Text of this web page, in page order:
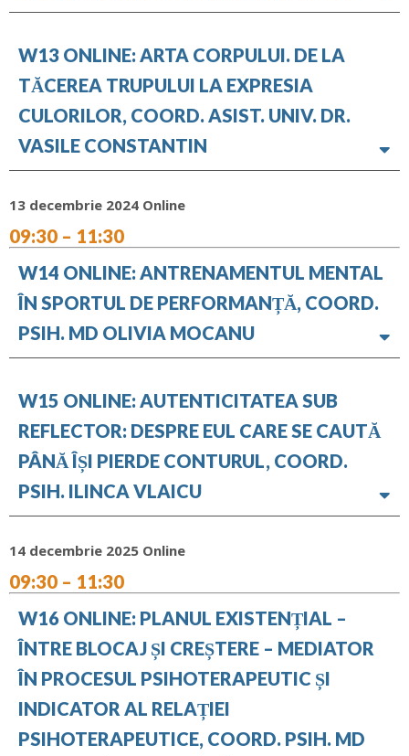
W13 ONLINE: ARTA CORPULUI. DE LA
TĂCEREA TRUPULUI LA EXPRESIA
CULORILOR, COORD. ASIST. UNIV. DR.
VASILE CONSTANTIN
13 decembrie 2024 Online
09:30 – 11:30
W14 ONLINE: ANTRENAMENTUL MENTAL
ÎN SPORTUL DE PERFORMANȚĂ, COORD.
PSIH. MD OLIVIA MOCANU
W15 ONLINE: AUTENTICITATEA SUB
REFLECTOR: DESPRE EUL CARE SE CAUTĂ
PÂNĂ ÎȘI PIERDE CONTURUL, COORD.
PSIH. ILINCA VLAICU
14 decembrie 2025 Online
09:30 – 11:30
W16 ONLINE: PLANUL EXISTENȚIAL –
ÎNTRE BLOCAJ ȘI CREȘTERE – MEDIATOR
ÎN PROCESUL PSIHOTERAPEUTIC ȘI
INDICATOR AL RELAȚIEI
PSIHOTERAPEUTICE, COORD. PSIH. MD